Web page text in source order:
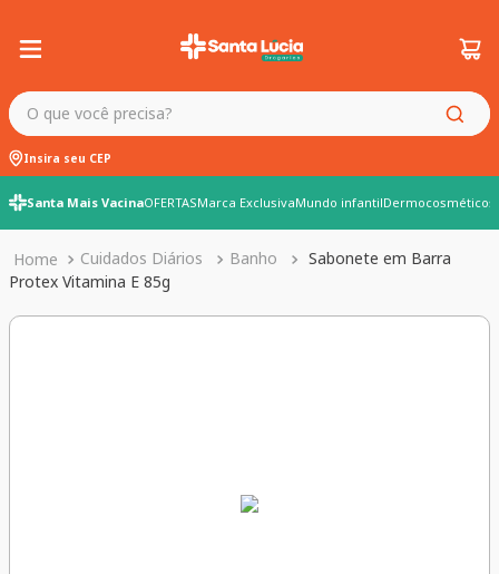
O que você precisa?
Insira seu CEP
Santa Mais VacinaOFERTASMarca ExclusivaMundo infantilDermocosméticos
Cuidados Diários Banho
Sabonete em Barra
Protex Vitamina E 85g